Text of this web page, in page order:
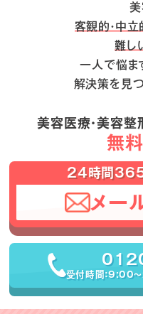
客観的・中
難し
一人で悩ま
解決策を見
美容医療・美容
無料
24時間365
メー
受付時間：9:00